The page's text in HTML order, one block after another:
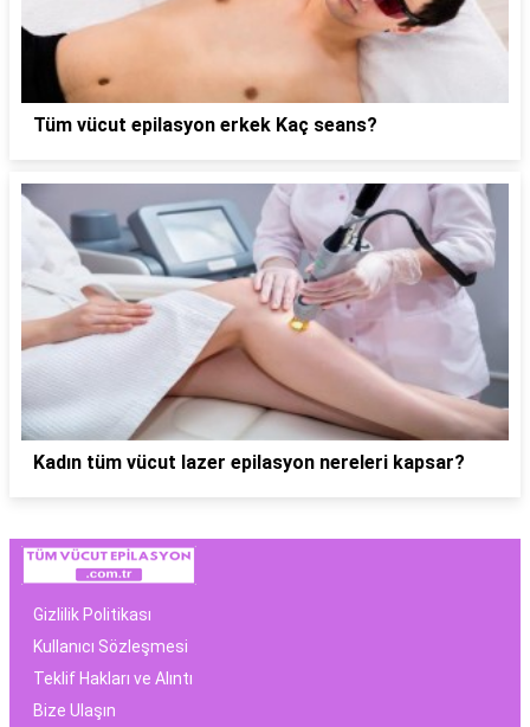
Tüm vücut epilasyon erkek Kaç seans?
Kadın tüm vücut lazer epilasyon nereleri kapsar?
Gizlilik Politikası
Kullanıcı Sözleşmesi
Teklif Hakları ve Alıntı
Bize Ulaşın